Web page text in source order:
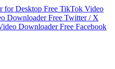
for Desktop Free TikTok Video
DownloaderFree Twitter / X
DownloaderFree Facebook